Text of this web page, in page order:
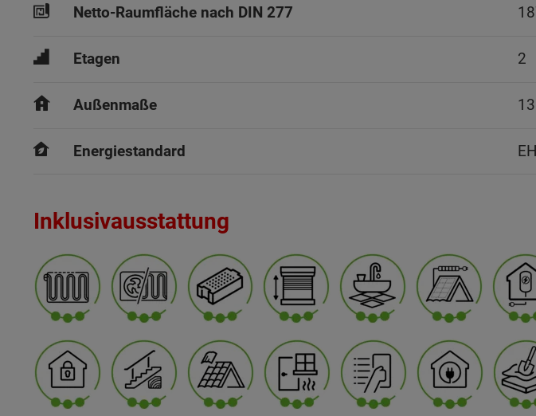
Netto-Raumfläche nach DIN 277
Etagen 2
Außenmaße
Energiestandard
Inklusivausstattung